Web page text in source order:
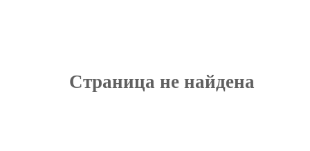
Страница не найдена